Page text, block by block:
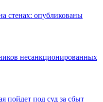
стенах: опубликованы
несанкционированных
пойдет под суд за сбыт